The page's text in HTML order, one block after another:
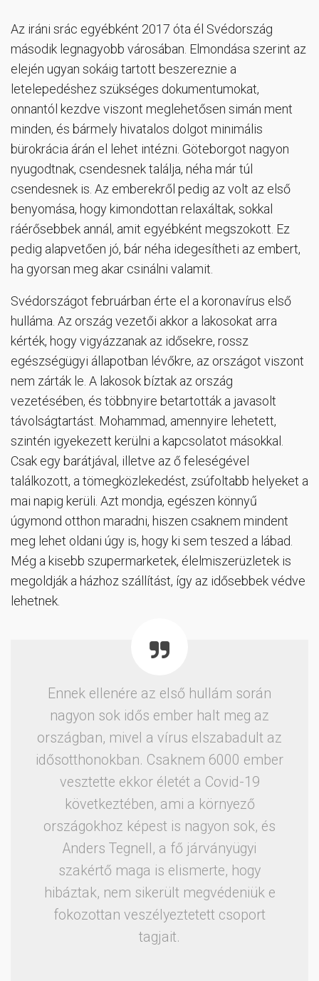
Az iráni srác egyébként 2017 óta él Svédország
második legnagyobb városában. Elmondása szerint az
elején ugyan sokáig tartott beszereznie a
letelepedéshez szükséges dokumentumokat,
onnantól kezdve viszont meglehetősen simán ment
minden, és bármely hivatalos dolgot minimális
bürokrácia árán el lehet intézni. Göteborgot nagyon
nyugodtnak, csendesnek találja, néha már túl
csendesnek is. Az emberekről pedig az volt az első
benyomása, hogy kimondottan relaxáltak, sokkal
ráérősebbek annál, amit egyébként megszokott. Ez
pedig alapvetően jó, bár néha idegesítheti az embert,
ha gyorsan meg akar csinálni valamit.
Svédországot februárban érte el a koronavírus első
hulláma. Az ország vezetői akkor a lakosokat arra
kérték, hogy vigyázzanak az idősekre, rossz
egészségügyi állapotban lévőkre, az országot viszont
nem zárták le. A lakosok bíztak az ország
vezetésében, és többnyire betartották a javasolt
távolságtartást. Mohammad, amennyire lehetett,
szintén igyekezett kerülni a kapcsolatot másokkal.
Csak egy barátjával, illetve az ő feleségével
találkozott, a tömegközlekedést, zsúfoltabb helyeket a
mai napig kerüli. Azt mondja, egészen könnyű
úgymond otthon maradni, hiszen csaknem mindent
meg lehet oldani úgy is, hogy ki sem teszed a lábad.
Még a kisebb szupermarketek, élelmiszerüzletek is
megoldják a házhoz szállítást, így az idősebbek védve
lehetnek.
Ennek ellenére az első hullám során
nagyon sok idős ember halt meg az
országban, mivel a vírus elszabadult az
idősotthonokban. Csaknem 6000 ember
vesztette ekkor életét a Covid-19
következtében, ami a környező
országokhoz képest is nagyon sok, és
Anders Tegnell, a fő járványügyi
szakértő maga is elismerte, hogy
hibáztak, nem sikerült megvédeniük e
fokozottan veszélyeztetett csoport
tagjait.